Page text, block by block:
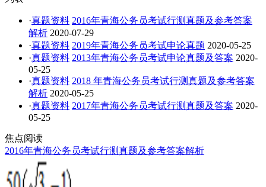
·真题资料 2016年青海公务员考试行测真题及参考答案
解析 2020-07-29
·真题资料 2019年青海公务员考试申论真题 2020-05-25
·真题资料 2013年青海公务员考试申论真题及答案 2020-
05-25
·真题资料 2018 年青海公务员考试行测真题及参考答案
解析 2020-05-25
·真题资料 2017年青海公务员考试行测真题及答案 2020-
05-25
焦点阅读
2016年青海公务员考试行测真题及参考答案解析